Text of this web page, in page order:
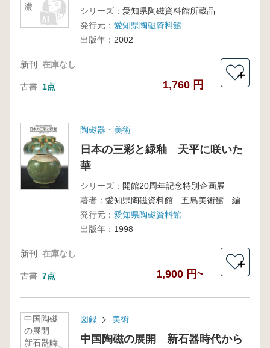
濃
シリーズ： 愛知県陶磁資料館所蔵品
発行元： 愛知県陶磁資料館
出版年： 2002
新刊 在庫なし
古書 1点 1,760 円
＋
陶磁器・美術
日本の三彩と緑釉 天平に咲いた
華
シリーズ： 開館20周年記念特別企画展
著者： 愛知県陶磁資料館 五島美術館 編
発行元： 愛知県陶磁資料館
出版年： 1998
新刊 在庫なし
古書 7点 1,900 円~
＋
中国陶磁
の展開
新石器時
図録 美術
中国陶磁の展開 新石器時代から